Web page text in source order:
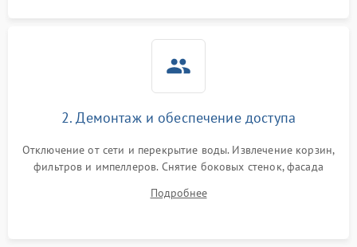
2. Демонтаж и обеспечение доступа
Отключение от сети и перекрытие воды. Извлечение корзин,
фильтров и импеллеров. Снятие боковых стенок, фасада
циркуляционному насосу, ТЭНу и сливной помпе.
Подробнее